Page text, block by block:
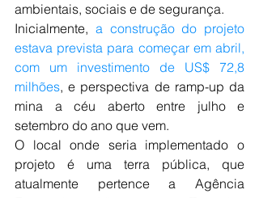
ambientais, sociais e de segurança.
Inicialmente, a construção do projeto
estava prevista para começar em abril,
com um investimento de US$ 72,8
milhões, e perspectiva de ramp-up da
mina a céu aberto entre julho e
setembro do ano que vem.
O local onde seria implementado o
projeto é uma terra pública, que
atualmente pertence a Agência